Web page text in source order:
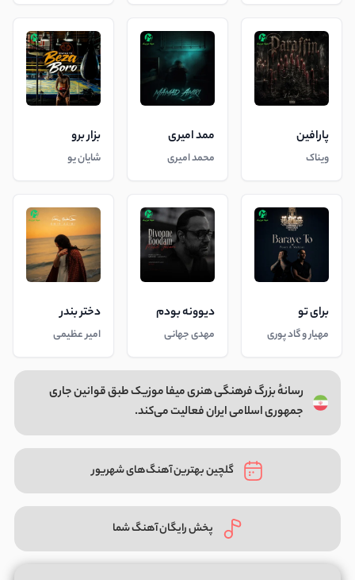
پارافین
ویناک
ممد امیری
محمد امیری
بزار برو
شایان یو
برای تو
مهیار و گاد پوری
دیوونه بودم
مهدی جهانی
دختر بندر
امیر عظیمی
رسانهٔ بزرگ فرهنگی هنری میفا موزیک طبق قوانین جاری
جمهوری اسلامی ایران فعالیت می‌کند.
گلچین بهترین آهنگ‌های شهریور
پخش رایگان آهنگ شما